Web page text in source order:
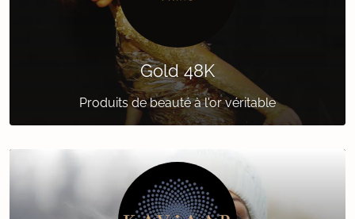
Gold 48K
Produits de beauté à l'or véritable